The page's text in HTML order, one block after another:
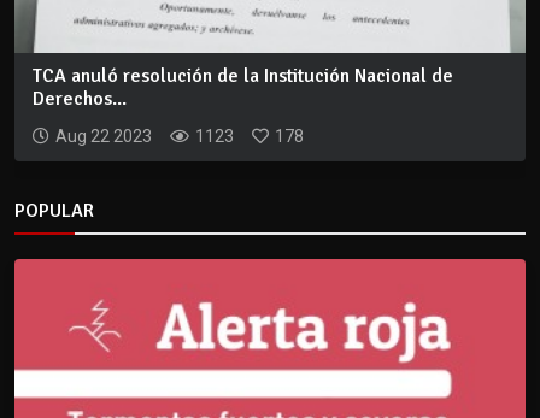
TCA anuló resolución de la Institución Nacional de
Derechos...
Aug 22 2023 1123 178
POPULAR